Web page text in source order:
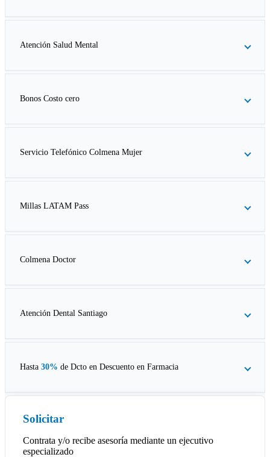
Atención Salud Mental
Bonos Costo cero
Servicio Telefónico Colmena Mujer
Millas LATAM Pass
Colmena Doctor
Atención Dental Santiago
Hasta 30% de Dcto en Descuento en Farmacia
Solicitar
Contrata y/o recibe asesoría mediante un ejecutivo
especializado